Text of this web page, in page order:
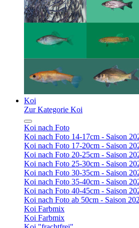
Koi
Zur Kategorie Koi
Koi nach Foto
Koi nach Foto 14-17cm - Saison
Koi nach Foto 17-20cm - Saison
Koi nach Foto 20-25cm - Saison
Koi nach Foto 25-30cm - Saison
Koi nach Foto 30-35cm - Saison
Koi nach Foto 35-40cm - Saison
Koi nach Foto 40-45cm - Saison
Koi nach Foto ab 50cm - Saison
Koi Farbmix
Koi Farbmix